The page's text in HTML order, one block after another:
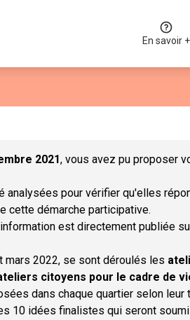
En savoir +
utilisateur
2021, vous avez pu proposer
analysées pour vérifier qu'elles
dans un nouvel onglet)
cette démarche participative.
est directement publiée
mars 2022, se sont déroulés les
citoyens pour le cadre de
dans chaque quartier selon leur
10 idées finalistes qui seront